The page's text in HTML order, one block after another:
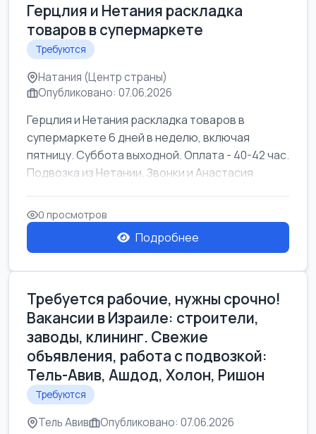
Герцлия и Нетания раскладка
товаров в супермаркете
Требуются
Натания (Центр страны)
Опубликовано: 07.06.2026
Герцлия и Нетания раскладка товаров в
супермаркете 6 дней в неделю, включая
пятницу. Суббота выходной. Оплата - 40-42 час.
Подвозка из Нетании. Звонки и Анастасия
0 просмотров
Подробнее
Требуется рабочие, нужны срочно!
Вакансии в Израиле: строители,
заводы, клининг. Свежие
объявления, работа с подвозкой:
Тель-Авив, Ашдод, Холон, Ришон
Требуются
Тель Авив Опубликовано: 07.06.2026